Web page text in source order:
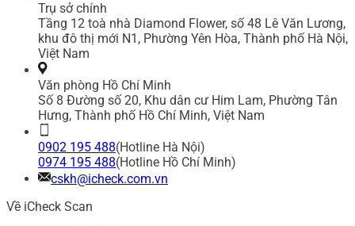
Trụ sở chính
Tầng 12 toà nhà Diamond Flower, số 48 Lê Văn Lương,
khu đô thị mới N1, Phường Yên Hòa, Thành phố Hà Nội,
Việt Nam
Văn phòng Hồ Chí Minh
Số 8 Đường số 20, Khu dân cư Him Lam, Phường Tân
Hưng, Thành phố Hồ Chí Minh, Việt Nam
0902 195 488(Hotline Hà Nội)
0974 195 488(Hotline Hồ Chí Minh)
cskh@icheck.com.vn
Về iCheck Scan